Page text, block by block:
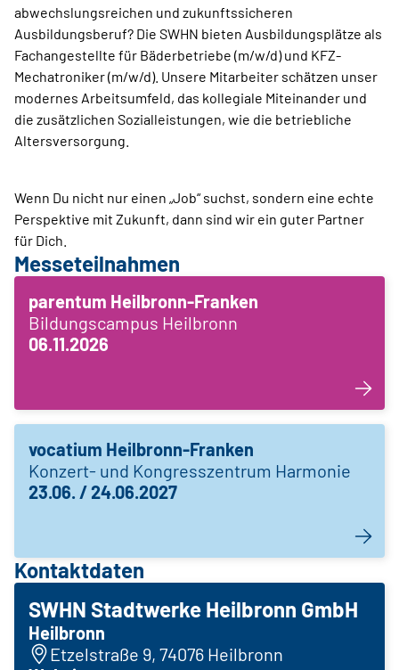
abwechslungsreichen und zukunftssicheren
Ausbildungsberuf? Die SWHN bieten Ausbildungsplätze als
Fachangestellte für Bäderbetriebe (m/w/d) und KFZ-
Mechatroniker (m/w/d). Unsere Mitarbeiter schätzen unser
modernes Arbeitsumfeld, das kollegiale Miteinander und
die zusätzlichen Sozialleistungen, wie die betriebliche
Altersversorgung.
Wenn Du nicht nur einen „Job“ suchst, sondern eine echte
Perspektive mit Zukunft, dann sind wir ein guter Partner
für Dich.
Messeteilnahmen
parentum Heilbronn-Franken
Bildungscampus Heilbronn
06.11.2026
vocatium Heilbronn-Franken
Konzert- und Kongresszentrum Harmonie
23.06. / 24.06.2027
Kontaktdaten
SWHN Stadtwerke Heilbronn GmbH
Heilbronn
Etzelstraße 9, 74076 Heilbronn